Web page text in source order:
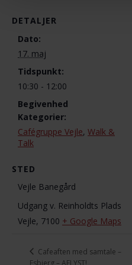
DETALJER
Dato:
17. maj
Tidspunkt:
10:30 - 12:00
Begivenhed
Kategorier:
Cafégruppe Vejle, Walk &
Talk
STED
Vejle Banegård
Udgang v. Reinholdts Plads
Vejle, 7100 + Google Maps
Cafeaften med samtale –
Esbjerg – AFLYST!